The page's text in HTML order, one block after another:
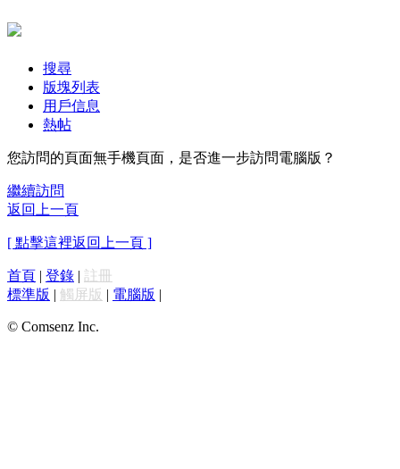
搜尋
版塊列表
用戶信息
熱帖
您訪問的頁面無手機頁面，是否進一步訪問電腦版？
繼續訪問
返回上一頁
[ 點擊這裡返回上一頁 ]
首頁 | 登錄 | 註冊
標準版 | 觸屏版 | 電腦版 |
© Comsenz Inc.